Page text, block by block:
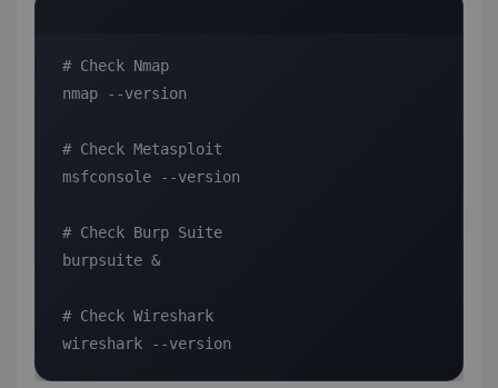
# Check Nmap
nmap --version
# Check Metasploit
msfconsole --version
# Check Burp Suite
burpsuite &
# Check Wireshark
wireshark --version